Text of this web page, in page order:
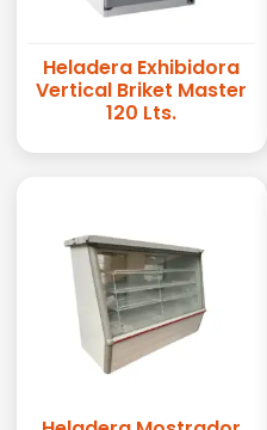
Heladera Exhibidora
Vertical Briket Master
120 Lts.